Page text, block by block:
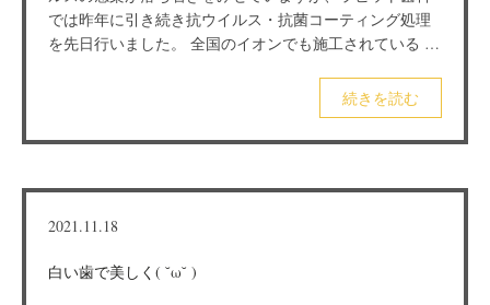
では昨年に引き続き抗ウイルス・抗菌コーティング処理
を先日行いました。 全国のイオンでも施工されている …
続きを読む
2021.11.18
白い歯で美しく( ˘ω˘ )